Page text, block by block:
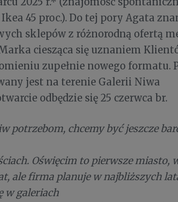
45 proc.). Do tej pory Agata
sklepów z różnorodną ofertą
ciesząca się uznaniem
zupełnie nowego formatu.
jest na terenie Galerii Niwa
odbędzie się 25 czerwca br.
potrzebom, chcemy być jeszcze
Oświęcim to pierwsze miasto,
ale firma planuje w najbliższych
w galeriach